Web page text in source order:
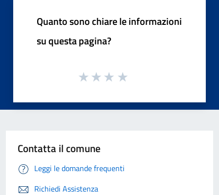
Quanto sono chiare le informazioni
su questa pagina?
Contatta il comune
Leggi le domande frequenti
Richiedi Assistenza